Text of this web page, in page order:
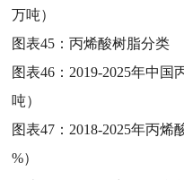
万吨）
图表45：丙烯酸树脂分类
图表46： 2019-2025年中国
吨）
图表47： 2018-2025年丙烯
%）